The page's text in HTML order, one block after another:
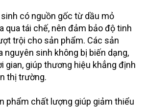
có nguồn gốc từ dầu mỏ
qua tái chế, nên đảm bảo độ tinh
trội cho sản phẩm. Các sản
nguyên sinh không bị biến dạng,
gian, giúp thương hiệu khẳng định
thị trường.
phẩm chất lượng giúp giảm thiểu